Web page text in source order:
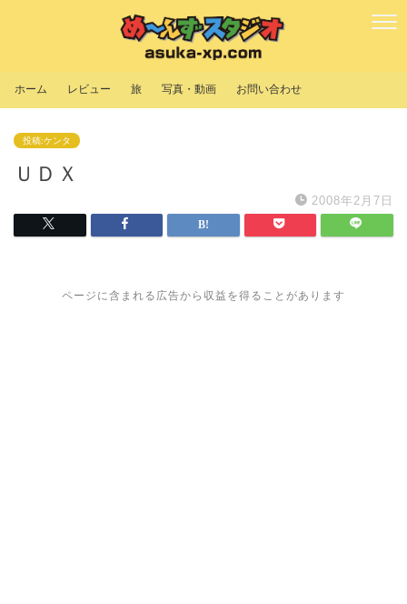
ホーム レビュー 旅 写真・動画 お問い合わせ
投稿:ケンタ
ＵＤＸ
2008年2月7日
ページに含まれる広告から収益を得ることがあります